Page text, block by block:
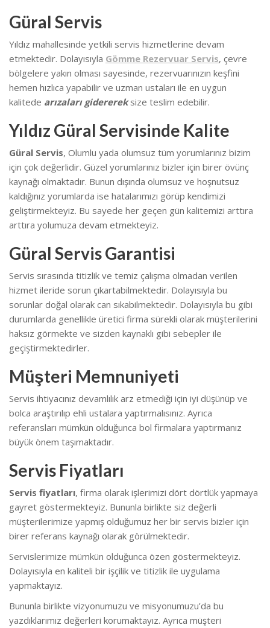
Güral Servis
Yıldız mahallesinde yetkili servis hizmetlerine devam
etmektedir. Dolayısıyla Gömme Rezervuar Servis, çevre
bölgelere yakın olması sayesinde, rezervuarınızın keşfini
hemen hızlıca yapabilir ve uzman ustaları ile en uygun
kalitede arızaları giderereksize teslim edebilir.
Yıldız Güral Servisinde Kalite
Güral Servis, Olumlu yada olumsuz tüm yorumlarınız bizim
için çok değerlidir. Güzel yorumlarınız bizler için birer övünç
kaynağı olmaktadır. Bunun dışında olumsuz ve hoşnutsuz
kaldığınız yorumlarda ise hatalarımızı görüp kendimizi
geliştirmekteyiz. Bu sayede her geçen gün kalitemizi arttıra
arttıra yolumuza devam etmekteyiz.
Güral Servis Garantisi
Servis sırasında titizlik ve temiz çalışma olmadan verilen
hizmet ileride sorun çıkartabilmektedir. Dolayısıyla bu
sorunlar doğal olarak can sıkabilmektedir. Dolayısıyla bu gibi
durumlarda genellikle üretici firma sürekli olarak müşterilerini
haksız görmekte ve sizden kaynaklı gibi sebepler ile
geçiştirmektedirler.
Müşteri Memnuniyeti
Servis ihtiyacınız devamlılık arz etmediği için iyi düşünüp ve
bolca araştırılıp ehli ustalara yaptırmalısınız. Ayrıca
referansları mümkün olduğunca bol firmalara yaptırmanız
büyük önem taşımaktadır.
Servis Fiyatları
Servis fiyatları, firma olarak işlerimizi dört dörtlük yapmaya
gayret göstermekteyiz. Bununla birlikte siz değerli
müşterilerimize yapmış olduğumuz her bir servis bizler için
birer referans kaynağı olarak görülmektedir.
Servislerimize mümkün olduğunca özen göstermekteyiz.
Dolayısıyla en kaliteli bir işçilik ve titizlik ile uygulama
yapmaktayız.
Bununla birlikte vizyonumuzu ve misyonumuzu’da bu
yazdıklarımız değerleri korumaktayız. Ayrıca müşteri